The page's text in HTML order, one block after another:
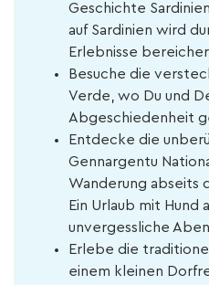
Geschichte
auf Sardinien wird
Erlebnisse
Besuche die
Verde, wo Du und
Abgeschiedenheit
Entdecke die
Gennargentu
Wanderung abseits
Ein Urlaub mit Hund
unvergessliche
Erlebe die
einem kleinen